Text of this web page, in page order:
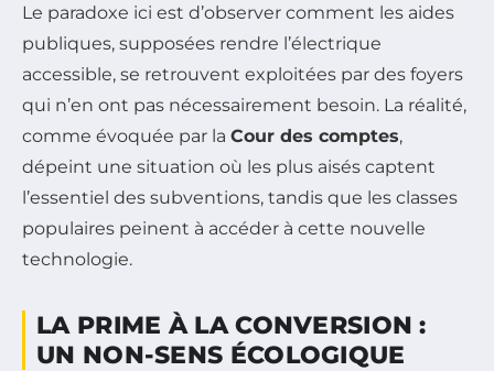
Le paradoxe ici est d’observer comment les aides
publiques, supposées rendre l’électrique
accessible, se retrouvent exploitées par des foyers
qui n’en ont pas nécessairement besoin. La réalité,
comme évoquée par la Cour des comptes,
dépeint une situation où les plus aisés captent
l’essentiel des subventions, tandis que les classes
populaires peinent à accéder à cette nouvelle
technologie.
LA PRIME À LA CONVERSION :
UN NON-SENS ÉCOLOGIQUE